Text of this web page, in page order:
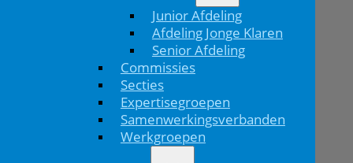
Junior Afdeling
Afdeling Jonge Klaren
Senior Afdeling
Commissies
Secties
Expertisegroepen
Samenwerkingsverbanden
Werkgroepen
Bevlogenheid